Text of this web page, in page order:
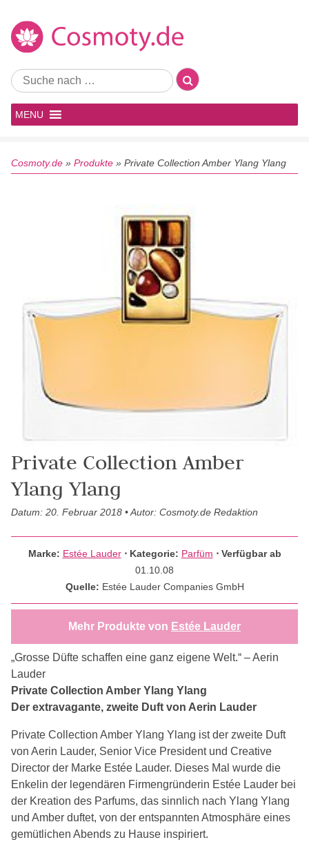
MENU
Cosmoty.de » Produkte » Private Collection Amber Ylang Ylang
Private Collection Amber
Ylang Ylang
Datum: 20. Februar 2018 • Autor: Cosmoty.de Redaktion
Marke: Estée Lauder ⋅ Kategorie: Parfüm ⋅ Verfügbar ab
01.10.08
Quelle: Estée Lauder Companies GmbH
Mehr Produkte von Estée Lauder
„Grosse Düfte schaffen eine ganz eigene Welt.“ – Aerin
Lauder
Private Collection Amber Ylang Ylang
Der extravagante, zweite Duft von Aerin Lauder
Private Collection Amber Ylang Ylang ist der zweite Duft
von Aerin Lauder, Senior Vice President und Creative
Director der Marke Estée Lauder. Dieses Mal wurde die
Enkelin der legendären Firmengründerin Estée Lauder bei
der Kreation des Parfums, das sinnlich nach Ylang Ylang
und Amber duftet, von der entspannten Atmosphäre eines
gemütlichen Abends zu Hause inspiriert.